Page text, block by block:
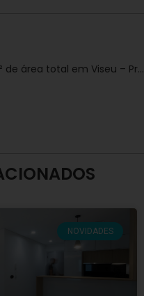
Terreno com 800 m² de área total em Viseu – Pronto a Construir
NOVIDADES